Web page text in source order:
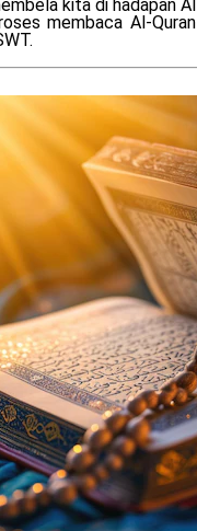
kita di hadapan
membaca Al-